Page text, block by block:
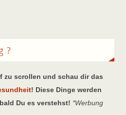
?
zu scrollen und schau dir das
! Diese Dinge werden
Du es verstehst! *Werbung